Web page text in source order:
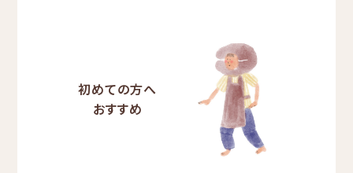
初めての方へ
おすすめ